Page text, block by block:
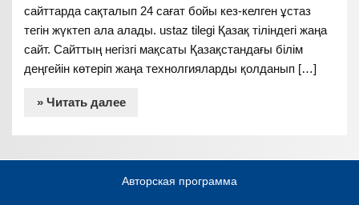
сайттарда сақталып 24 сағат бойы кез-келген ұстаз
тегін жүктеп ала алады. ustaz tilegi Қазақ тіліндегі жаңа
сайт. Сайттың негізгі мақсаты Қазақстандағы білім
деңгейін көтеріп жаңа технолгияларды қолданып […]
» Читать далее
Авторская программа